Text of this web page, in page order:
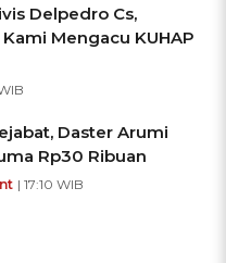
Delpedro Cs,
Mengacu KUHAP
Daster Arumi
Rp30 Ribuan
| 17:10 WIB